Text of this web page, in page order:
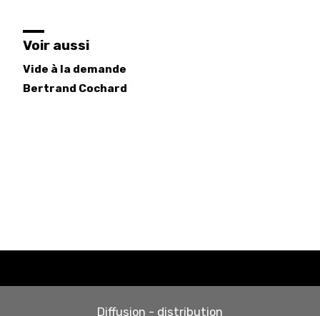
Voir aussi
Vide à la demande
Bertrand Cochard
Diffusion - distribution